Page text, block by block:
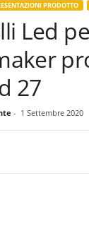
PRODOTTO
Led
27
- 1 Settembre 2020